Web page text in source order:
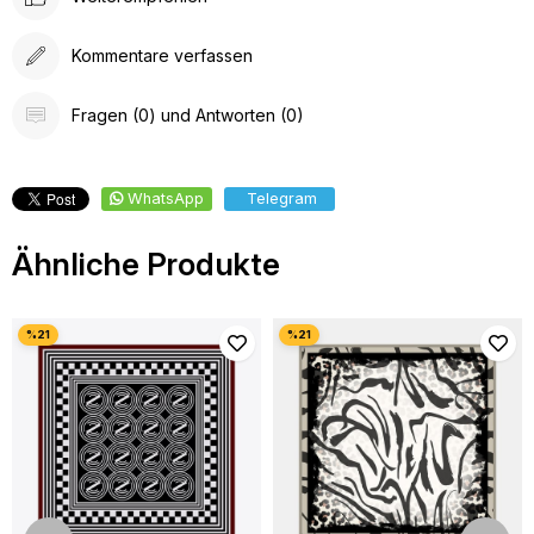
Kommentare verfassen
Fragen (0) und Antworten (0)
WhatsApp Telegram
Ähnliche Produkte